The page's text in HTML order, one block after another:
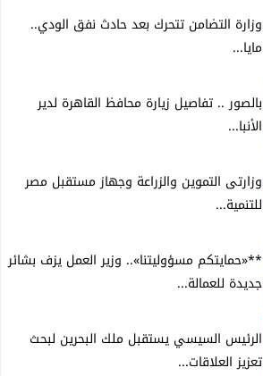
وزارة التضامن تتحرك بعد حادث نفق الودي..
مايا...
بالصور .. تفاصيل زيارة محافظ القاهرة لدير
الأنبا...
وزارتى التموين والزراعة وجهاز مستقبل مصر
للتنمية...
**«حمايتكم مسؤوليتنا».. وزير العمل يزف بشائر
جديدة للعمالة...
الرئيس السيسي يستقبل ملك البحرين لبحث
تعزيز العلاقات...